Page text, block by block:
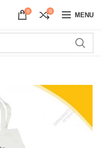
0 0 MENU